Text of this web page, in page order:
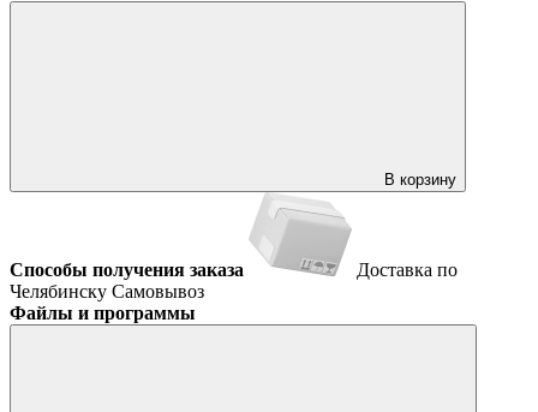
В корзину
Способы получения заказа
Доставка по
Челябинску Самовывоз
Файлы и программы